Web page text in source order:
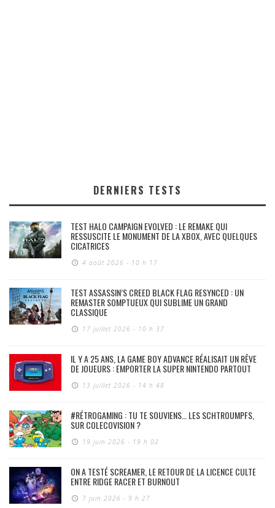
DERNIERS TESTS
TEST HALO CAMPAIGN EVOLVED : LE REMAKE QUI
RESSUSCITE LE MONUMENT DE LA XBOX, AVEC QUELQUES
CICATRICES
4 août 2026 - 10 h 17
TEST ASSASSIN’S CREED BLACK FLAG RESYNCED : UN
REMASTER SOMPTUEUX QUI SUBLIME UN GRAND
CLASSIQUE
17 juillet 2026 - 10 h 37
IL Y A 25 ANS, LA GAME BOY ADVANCE RÉALISAIT UN RÊVE
DE JOUEURS : EMPORTER LA SUPER NINTENDO PARTOUT
13 juillet 2026 - 14 h 48
#RÉTROGAMING : TU TE SOUVIENS… LES SCHTROUMPFS,
SUR COLECOVISION ?
19 juin 2026 - 19 h 02
ON A TESTÉ SCREAMER, LE RETOUR DE LA LICENCE CULTE
ENTRE RIDGE RACER ET BURNOUT
7 juin 2026 - 9 h 27